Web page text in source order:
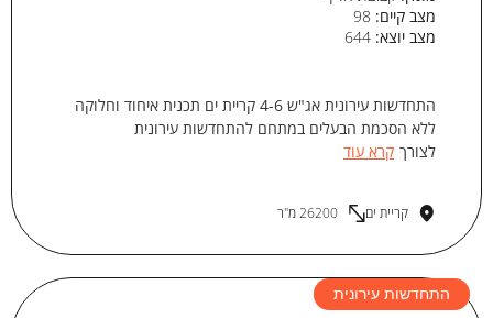
מצב קיים:
מצב יוצא:
התחדשות עירונית אג"ש 4-6 קריית ים תכנית איחוד וחלוקה
ללא הסכמת הבעלים במתחם להתחדשות עירונית
לצורך קרא עוד
קריית ים 26200 מ"ר
התחדשות עירונית